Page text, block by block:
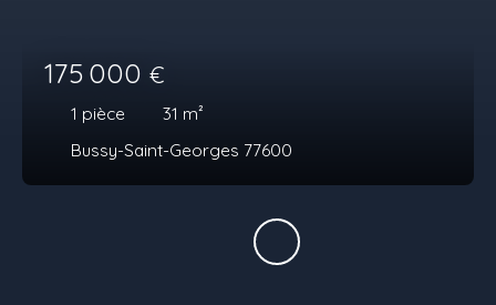
175 000 €
1 pièce 31 m²
Bussy-Saint-Georges 77600